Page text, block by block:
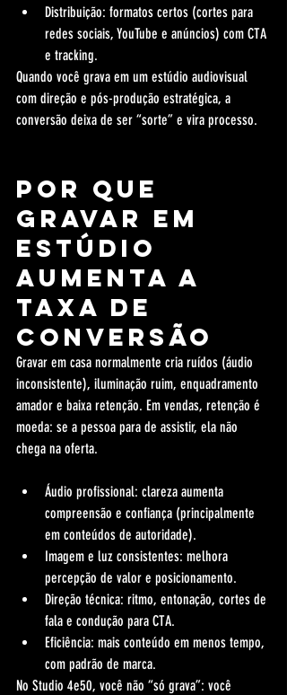
Distribuição: formatos certos (cortes para
redes sociais, YouTube e anúncios) com CTA
e tracking.
Quando você grava em um estúdio audiovisual
com direção e pós-produção estratégica, a
conversão deixa de ser “sorte” e vira processo.
Por que
gravar em
estúdio
aumenta a
taxa de
conversão
Gravar em casa normalmente cria ruídos (áudio
inconsistente), iluminação ruim, enquadramento
amador e baixa retenção. Em vendas, retenção é
moeda: se a pessoa para de assistir, ela não
chega na oferta.
Áudio profissional: clareza aumenta
compreensão e confiança (principalmente
em conteúdos de autoridade).
Imagem e luz consistentes: melhora
percepção de valor e posicionamento.
Direção técnica: ritmo, entonação, cortes de
fala e condução para CTA.
Eficiência: mais conteúdo em menos tempo,
com padrão de marca.
No Studio 4e50, você não “só grava”: você